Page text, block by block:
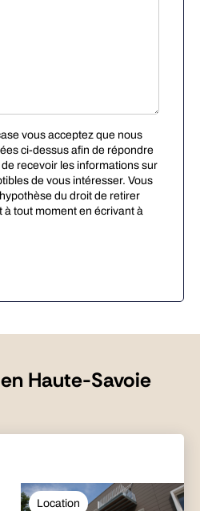
vous acceptez que nous
ci-dessus afin de répondre
recevoir les informations sur
de vous intéresser. Vous
du droit de retirer
tout moment en écrivant à
Haute-Savoie
Location